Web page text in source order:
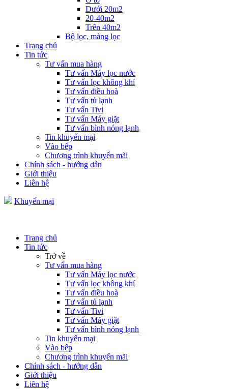
Dưới 20m2
20-40m2
Trên 40m2
Bộ lọc, màng lọc
Trang chủ
Tin tức
Tư vấn mua hàng
Tư vấn Máy lọc nước
Tư vấn lọc không khí
Tư vấn điều hoà
Tư vấn tủ lạnh
Tư vấn Tivi
Tư vấn Máy giặt
Tư vấn bình nóng lạnh
Tin khuyến mại
Vào bếp
Chương trình khuyến mãi
Chính sách - hướng dẫn
Giới thiệu
Liên hệ
Khuyến mại
Trang chủ
Tin tức
Trở về
Tư vấn mua hàng
Tư vấn Máy lọc nước
Tư vấn lọc không khí
Tư vấn điều hoà
Tư vấn tủ lạnh
Tư vấn Tivi
Tư vấn Máy giặt
Tư vấn bình nóng lạnh
Tin khuyến mại
Vào bếp
Chương trình khuyến mãi
Chính sách - hướng dẫn
Giới thiệu
Liên hệ